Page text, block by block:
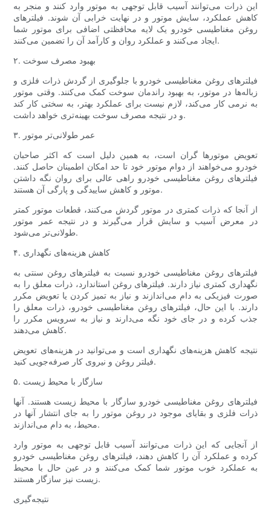
این ذرات می‌توانند آسیب قابل توجهی به موتور وارد کنند و منجر به
کاهش عملکرد، سایش موتور و در نهایت خرابی آن شوند. فیلترهای
روغن مغناطیسی خودرو یک لایه محافظتی اضافی برای موتور شما
ایجاد می‌کنند و عملکرد روان و کارآمد آن را تضمین می‌کنند.
۲. بهبود مصرف سوخت
فیلترهای روغن مغناطیسی خودرو با جلوگیری از گردش ذرات فلزی و
زباله‌ها در موتور، به بهبود راندمان سوخت کمک می‌کنند. وقتی موتور
به نرمی کار می‌کند، لازم نیست برای عملکرد بهتر، به سختی کار کند
و در نتیجه مصرف سوخت بهینه‌تری خواهد داشت.
۳. عمر طولانی‌تر موتور
تعویض موتورها گران است، به همین دلیل است که اکثر صاحبان
خودرو می‌خواهند از دوام موتور خود تا حد امکان اطمینان حاصل کنند.
فیلترهای روغن مغناطیسی خودرو راهی عالی برای روان نگه داشتن
موتور و کاهش ساییدگی و پارگی آن هستند.
از آنجا که ذرات کمتری در موتور گردش می‌کنند، قطعات موتور کمتر
در معرض آسیب و سایش قرار می‌گیرند و در نتیجه عمر موتور
طولانی‌تر می‌شود.
۴. کاهش هزینه‌های نگهداری
فیلترهای روغن مغناطیسی خودرو نسبت به فیلترهای روغن سنتی به
نگهداری کمتری نیاز دارند. فیلترهای روغن استاندارد، ذرات معلق را به
صورت فیزیکی به دام می‌اندازند و نیاز به تمیز کردن یا تعویض مکرر
دارند. با این حال، فیلترهای روغن مغناطیسی خودرو، ذرات معلق را
جذب کرده و در جای خود نگه می‌دارند و نیاز به سرویس مکرر را
کاهش می‌دهند.
نتیجه کاهش هزینه‌های نگهداری است و می‌توانید در هزینه‌های تعویض
فیلتر روغن و نیروی کار صرفه‌جویی کنید.
۵. سازگار با محیط زیست
فیلترهای روغن مغناطیسی خودرو سازگار با محیط زیست هستند. آنها
ذرات فلزی و بقایای موجود در روغن موتور را به جای انتشار آنها در
محیط، به دام می‌اندازند.
از آنجایی که این ذرات می‌توانند آسیب قابل توجهی به موتور وارد
کرده و عملکرد آن را کاهش دهند، فیلترهای روغن مغناطیسی خودرو
به عملکرد خوب موتور شما کمک می‌کنند و در عین حال با محیط
زیست نیز سازگار هستند.
نتیجه‌گیری